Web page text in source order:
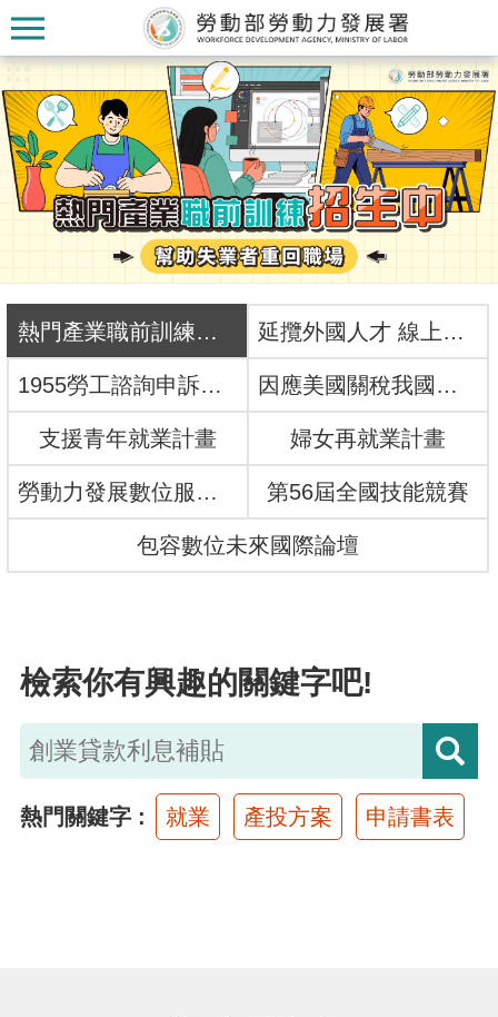
跳到主要內容區塊
本
署
訊
發
布
為
務
業
務
專
:::
:::
熱門產業職前訓練招生中 延攬外國人才 線上一網搞定！
1955勞工諮詢申訴專線 因應美國關稅我國出口供應鏈支持方案
支援青年就業計畫 婦女再就業計畫
勞動力發展數位服務平台 第56屆全國技能競賽
包容數位未來國際論壇
檢索你有興趣的關鍵字吧!
熱門關鍵字 就業 產投方案 申請書表